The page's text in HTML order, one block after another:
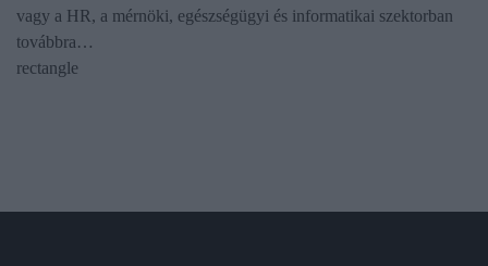
vagy a HR, a mérnöki, egészségügyi és informatikai szektorban
továbbra…
rectangle